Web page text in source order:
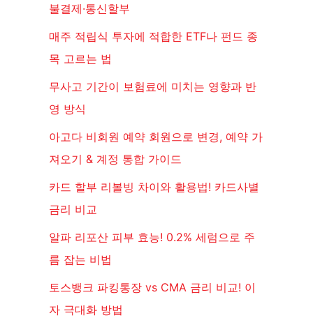
불결제·통신할부
매주 적립식 투자에 적합한 ETF나 펀드 종
목 고르는 법
무사고 기간이 보험료에 미치는 영향과 반
영 방식
아고다 비회원 예약 회원으로 변경, 예약 가
져오기 & 계정 통합 가이드
카드 할부 리볼빙 차이와 활용법! 카드사별
금리 비교
알파 리포산 피부 효능! 0.2% 세럼으로 주
름 잡는 비법
토스뱅크 파킹통장 vs CMA 금리 비교! 이
자 극대화 방법